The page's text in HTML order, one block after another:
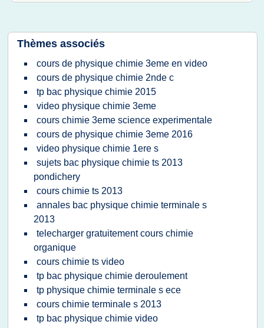
Thèmes associés
cours de physique chimie 3eme en video
cours de physique chimie 2nde c
tp bac physique chimie 2015
video physique chimie 3eme
cours chimie 3eme science experimentale
cours de physique chimie 3eme 2016
video physique chimie 1ere s
sujets bac physique chimie ts 2013
pondichery
cours chimie ts 2013
annales bac physique chimie terminale s
2013
telecharger gratuitement cours chimie
organique
cours chimie ts video
tp bac physique chimie deroulement
tp physique chimie terminale s ece
cours chimie terminale s 2013
tp bac physique chimie video